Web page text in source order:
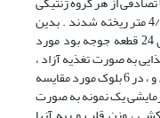
انتخاب و در باکس هایی به ابعاد 01/1 در 4/3 متر ریخته شدند . بدین
ترتیب 90 واحد آزمایشی که هر کدام دارای 24 قطعه جوجه بود مورد
به صورت تغذیه آزاد ،
95 درصد تغذیه آزاد و 90 درصد تغذیه آزاد و ، در 6 بلوک مورد مقایسه
یک نمونه به صورت